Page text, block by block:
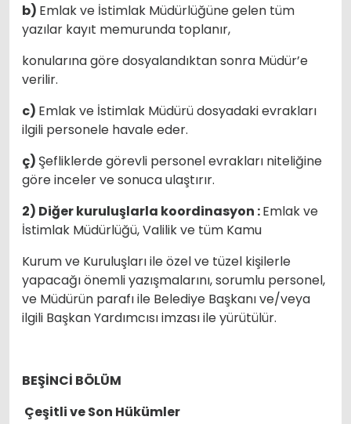
b) Emlak ve İstimlak Müdürlüğüne gelen tüm
yazılar kayıt memurunda toplanır,
konularına göre dosyalandıktan sonra Müdür’e
verilir.
c) Emlak ve İstimlak Müdürü dosyadaki evrakları
ilgili personele havale eder.
ç) Şefliklerde görevli personel evrakları niteliğine
göre inceler ve sonuca ulaştırır.
2) Diğer kuruluşlarla koordinasyon :Emlak ve
İstimlak Müdürlüğü, Valilik ve tüm Kamu
Kurum ve Kuruluşları ile özel ve tüzel kişilerle
yapacağı önemli yazışmalarını, sorumlu personel,
ve Müdürün parafı ile Belediye Başkanı ve/veya
ilgili Başkan Yardımcısı imzası ile yürütülür.
BEŞİNCİ BÖLÜM
Çeşitli ve Son Hükümler